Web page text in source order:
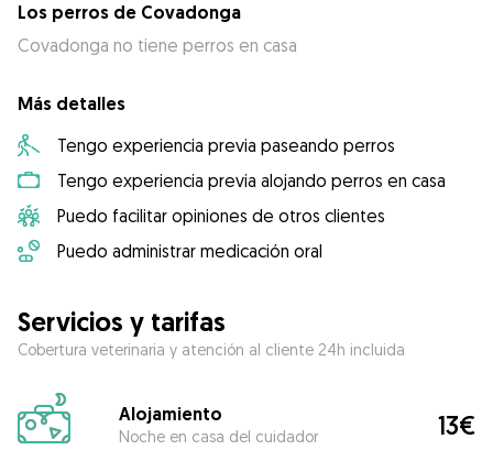
Los perros de Covadonga
Covadonga no tiene perros en casa
Más detalles
Tengo experiencia previa paseando perros
Tengo experiencia previa alojando perros en casa
Puedo facilitar opiniones de otros clientes
Puedo administrar medicación oral
Servicios y tarifas
Cobertura veterinaria y atención al cliente 24h incluida
Alojamiento
Noche en casa del cuidador 13€